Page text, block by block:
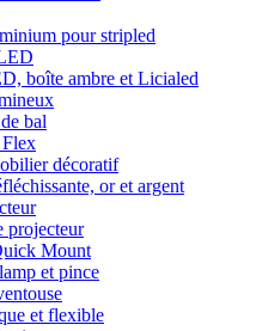
pour stripled
boîte ambre et Licialed
bal
décoratif
or et argent
projecteur
Mount
et pince
et flexible